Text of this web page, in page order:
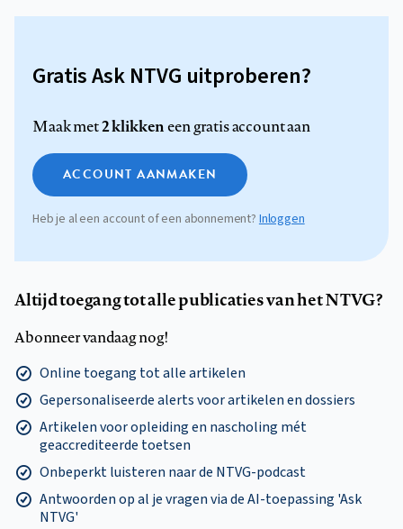
Gratis Ask NTVG uitproberen?
Maak met2 klikkeneen gratis account aan
ACCOUNT AANMAKEN
Heb je al een account of een abonnement?Inloggen
Altijd toegang tot alle publicaties van het NTVG?
Abonneer vandaag nog!
Online toegang tot alle artikelen
Gepersonaliseerde alerts voor artikelen en dossiers
Artikelen voor opleiding en nascholing mét
geaccrediteerde toetsen
Onbeperkt luisteren naar de NTVG-podcast
Antwoorden op al je vragen via de AI-toepassing 'Ask
NTVG'